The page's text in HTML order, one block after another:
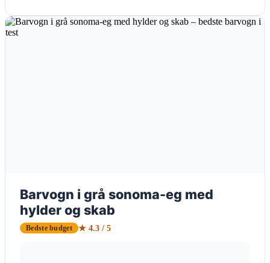
Barvogn i grå sonoma-eg med
hylder og skab
Bedste budget ★ 4.3 / 5